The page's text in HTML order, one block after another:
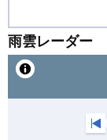
雨雲レーダー